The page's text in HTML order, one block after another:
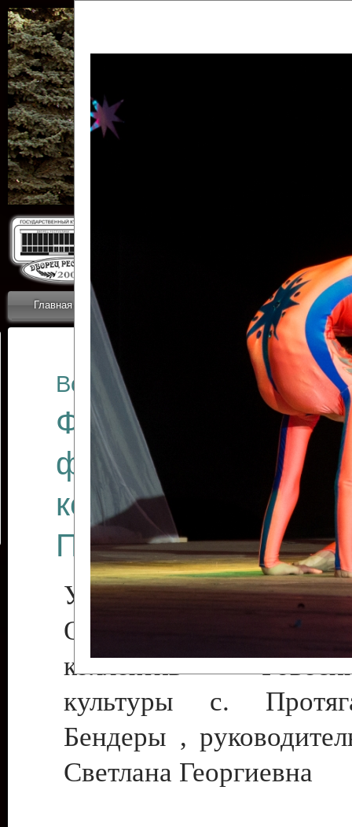
Главная Новости
ОТЧЕТЫ ГКЦ
Все отчеты
Финал
фестиваля
коллективов
Приднестровского
Участники фестиваля:
Образцовый
коллектив
культуры с.
Бендеры ,
Светлана Георгиевна